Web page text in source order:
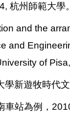
杭州師範大學。
and the
and
of
新遊牧時代
站為例，